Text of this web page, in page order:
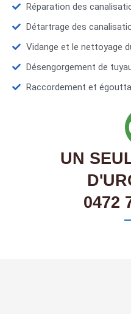
Réparation des
Détartrage des
Vidange et le nettoyage
Désengorgement de
Raccordement et
UN
0472